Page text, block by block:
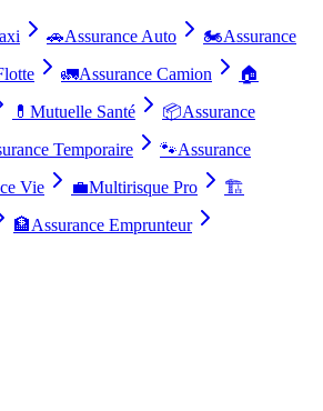
🚗Assurance Auto 🏍️Assurance
🚛Assurance Camion
🏠
💊 Mutuelle Santé 📦Assurance
Temporaire 🐾Assurance
Vie 💼Multirisque Pro
🏗️
🏦Assurance Emprunteur